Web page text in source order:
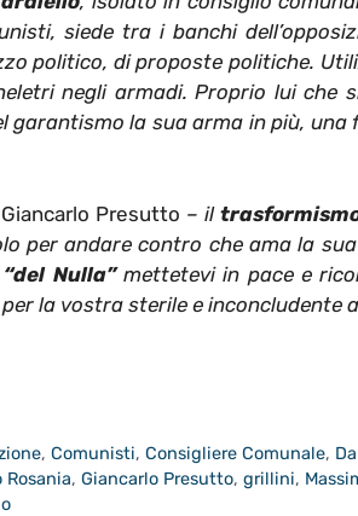
siede tra i banchi
politico, di proposte politiche.
negli armadi. Proprio lui che
la sua arma in più,
Presutto – il
per andare contro che ama la
Nulla”mettetevi in pace e
la vostra sterile e inconcludente
,Comunisti,Consigliere Comunale,
Rosania, Giancarlo Presutto, grillini,